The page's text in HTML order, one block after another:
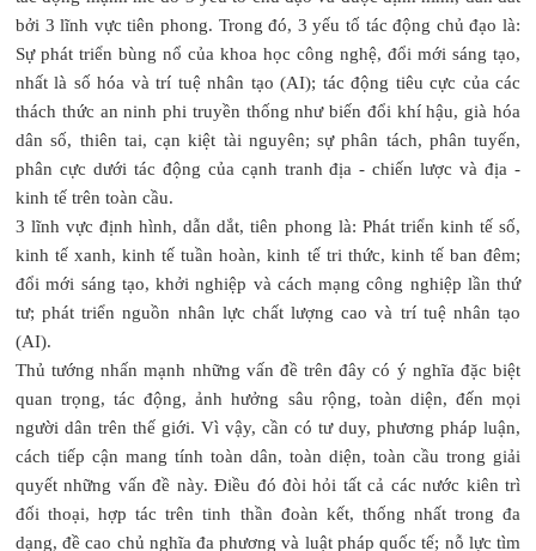
bởi 3 lĩnh vực tiên phong. Trong đó, 3 yếu tố tác động chủ đạo là:
Sự phát triển bùng nổ của khoa học công nghệ, đổi mới sáng tạo,
nhất là số hóa và trí tuệ nhân tạo (AI); tác động tiêu cực của các
thách thức an ninh phi truyền thống như biến đổi khí hậu, già hóa
dân số, thiên tai, cạn kiệt tài nguyên; sự phân tách, phân tuyến,
phân cực dưới tác động của cạnh tranh địa - chiến lược và địa -
kinh tế trên toàn cầu.
3 lĩnh vực định hình, dẫn dắt, tiên phong là: Phát triển kinh tế số,
kinh tế xanh, kinh tế tuần hoàn, kinh tế tri thức, kinh tế ban đêm;
đổi mới sáng tạo, khởi nghiệp và cách mạng công nghiệp lần thứ
tư; phát triển nguồn nhân lực chất lượng cao và trí tuệ nhân tạo
(AI).
Thủ tướng nhấn mạnh những vấn đề trên đây có ý nghĩa đặc biệt
quan trọng, tác động, ảnh hưởng sâu rộng, toàn diện, đến mọi
người dân trên thế giới. Vì vậy, cần có tư duy, phương pháp luận,
cách tiếp cận mang tính toàn dân, toàn diện, toàn cầu trong giải
quyết những vấn đề này. Điều đó đòi hỏi tất cả các nước kiên trì
đối thoại, hợp tác trên tinh thần đoàn kết, thống nhất trong đa
dạng, đề cao chủ nghĩa đa phương và luật pháp quốc tế; nỗ lực tìm